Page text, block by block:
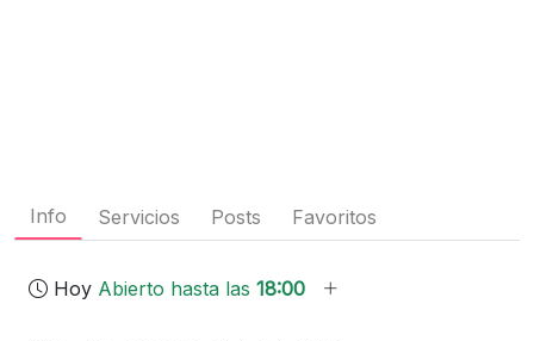
Info Servicios Posts Favoritos
Hoy Abierto hasta las 18:00